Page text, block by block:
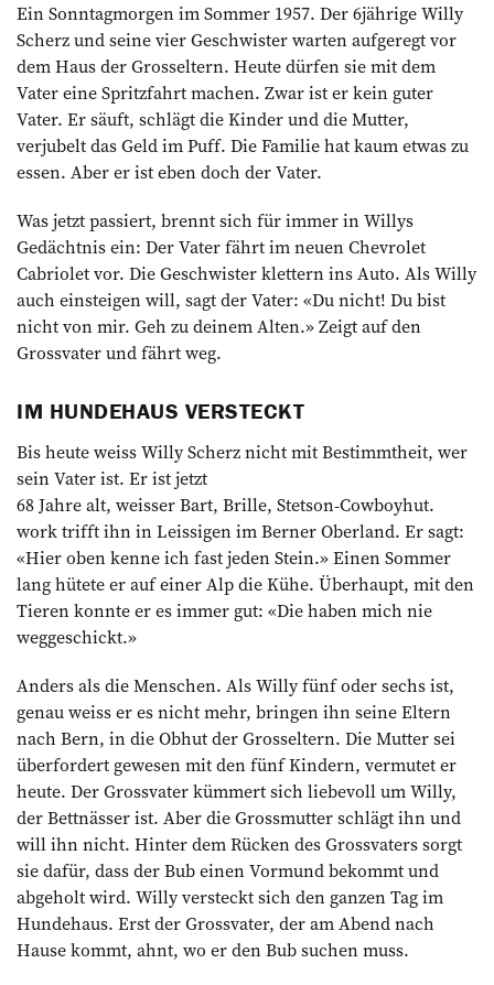
Ein Sonntagmorgen im Sommer 1957. Der 6jährige Willy
Scherz und seine vier Geschwister warten aufgeregt vor
dem Haus der Grosseltern. Heute dürfen sie mit dem
Vater eine Spritzfahrt machen. Zwar ist er kein guter
Vater. Er säuft, schlägt die Kinder und die Mutter,
verjubelt das Geld im Puff. Die Familie hat kaum etwas zu
essen. Aber er ist eben doch der Vater.
Was jetzt passiert, brennt sich für immer in Willys
Gedächtnis ein: Der Vater fährt im neuen Chevrolet
Cabriolet vor. Die Geschwister klettern ins Auto. Als Willy
auch einsteigen will, sagt der Vater: «Du nicht! Du bist
nicht von mir. Geh zu deinem Alten.» Zeigt auf den
Grossvater und fährt weg.
IM HUNDEHAUS VERSTECKT
Bis heute weiss Willy Scherz nicht mit Bestimmtheit, wer
sein Vater ist. Er ist jetzt
68 Jahre alt, weisser Bart, Brille, Stetson-Cowboyhut.
work trifft ihn in Leissigen im Berner Oberland. Er sagt:
«Hier oben kenne ich fast jeden Stein.» Einen Sommer
lang hütete er auf einer Alp die Kühe. Überhaupt, mit den
Tieren konnte er es immer gut: «Die haben mich nie
weggeschickt.»
Anders als die Menschen. Als Willy fünf oder sechs ist,
genau weiss er es nicht mehr, bringen ihn seine Eltern
nach Bern, in die Obhut der Grosseltern. Die Mutter sei
überfordert gewesen mit den fünf Kindern, vermutet er
heute. Der Grossvater kümmert sich liebevoll um Willy,
der Bettnässer ist. Aber die Grossmutter schlägt ihn und
will ihn nicht. Hinter dem Rücken des Grossvaters sorgt
sie dafür, dass der Bub einen Vormund bekommt und
abgeholt wird. Willy versteckt sich den ganzen Tag im
Hundehaus. Erst der Grossvater, der am Abend nach
Hause kommt, ahnt, wo er den Bub suchen muss.